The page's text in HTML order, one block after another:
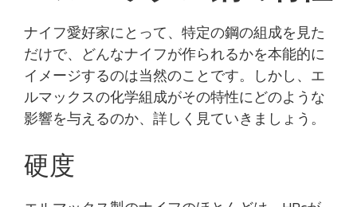
ナイフ愛好家にとって、特定の鋼の組成を見た
だけで、どんなナイフが作られるかを本能的に
イメージするのは当然のことです。しかし、エ
ルマックスの化学組成がその特性にどのような
影響を与えるのか、詳しく見ていきましょう。
硬度